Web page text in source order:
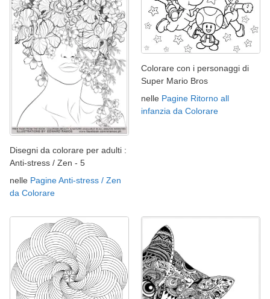
Disegni da colorare per adulti :
Anti-stress / Zen - 5
nelle Pagine Anti-stress / Zen
da Colorare
Colorare con i personaggi di
Super Mario Bros
nelle Pagine Ritorno all
infanzia da Colorare